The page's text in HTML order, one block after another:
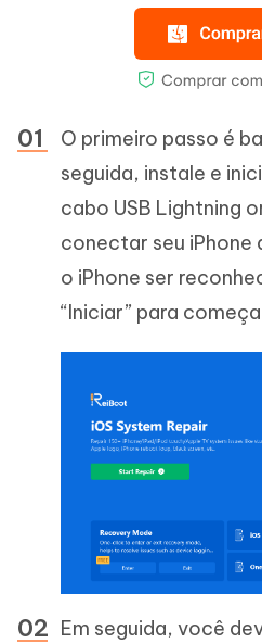
O primeiro passo é
seguida, instale e
cabo USB Lightning
conectar seu
o iPhone ser
“Iniciar” para
Em seguida, você